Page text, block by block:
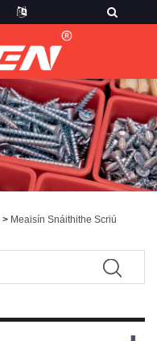
> Meaisín Snáithithe Scriú